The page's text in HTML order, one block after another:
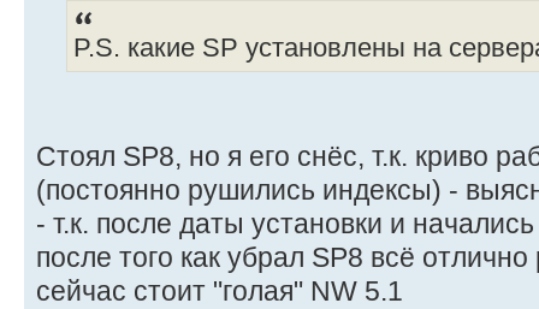
P.S. какие SP установлены на
Cтоял SP8, но я его снёс, т.к. криво
(постоянно рушились индексы) -
- т.к. после даты установки и
после того как убрал SP8 всё
сейчас стоит "голая" NW 5.1